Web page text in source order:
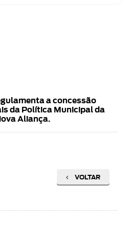
a concessão
da Política Municipal da
Aliança.
VOLTAR